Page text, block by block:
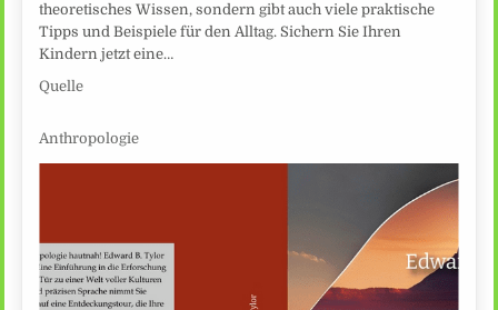
theoretisches Wissen, sondern gibt auch viele praktische
Tipps und Beispiele für den Alltag. Sichern Sie Ihren
Kindern jetzt eine…
Quelle
Anthropologie